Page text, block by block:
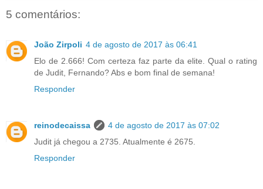
5 comentários:
João Zirpoli 4 de agosto de 2017 às 06:41
Elo de 2.666! Com certeza faz parte da elite. Qual o rating
de Judit, Fernando? Abs e bom final de semana!
Responder
reinodecaissa
4 de agosto de 2017 às 07:02
Judit já chegou a 2735. Atualmente é 2675.
Responder